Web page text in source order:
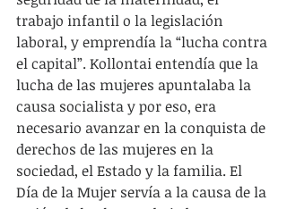
trabajo infantil o la legislación
laboral, y emprendía la “lucha contra
el capital”. Kollontai entendía que la
lucha de las mujeres apuntalaba la
causa socialista y por eso, era
necesario avanzar en la conquista de
derechos de las mujeres en la
sociedad, el Estado y la familia. El
Día de la Mujer servía a la causa de la